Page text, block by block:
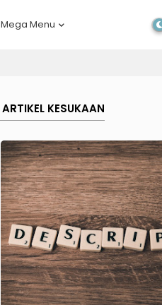
Mega Menu
ARTIKEL KESUKAAN